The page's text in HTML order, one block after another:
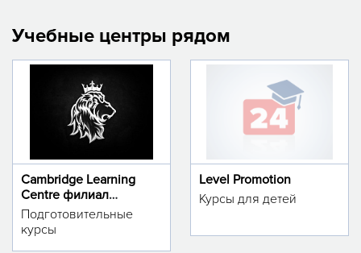
Учебные центры рядом
Cambridge Learning
Centre филиал
м.Тинчлик
Подготовительные
курсы
Level Promotion
Курсы для детей